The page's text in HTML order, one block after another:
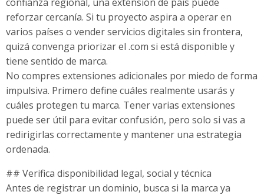
reforzar cercanía. Si tu proyecto aspira a operar en
varios países o vender servicios digitales sin frontera,
quizá convenga priorizar el .com si está disponible y
tiene sentido de marca.
No compres extensiones adicionales por miedo de forma
impulsiva. Primero define cuáles realmente usarás y
cuáles protegen tu marca. Tener varias extensiones
puede ser útil para evitar confusión, pero solo si vas a
redirigirlas correctamente y mantener una estrategia
ordenada.
## Verifica disponibilidad legal, social y técnica
Antes de registrar un dominio, busca si la marca ya